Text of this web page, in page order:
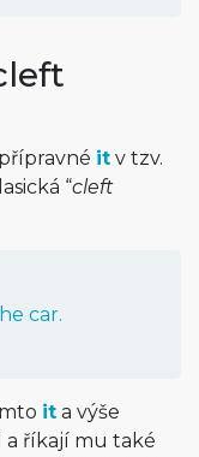
it v tzv.
“cleft
car.
it a výše
a říkají mu také